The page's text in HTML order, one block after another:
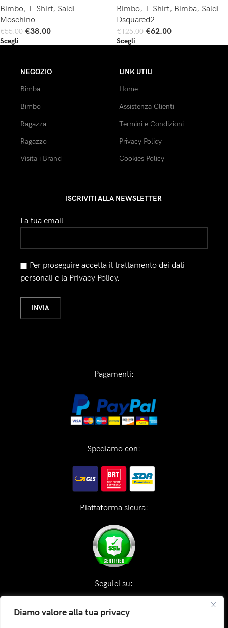
Diamo valore alla tua privacy
Bimbo, T-Shirt, Saldi
Moschino
€55.00 €38.00
Scegli
Bimbo, T-Shirt, Bimba, Saldi
Dsquared2
€125.00 €62.00
Scegli
NEGOZIO
Bimba
Bimbo
Ragazza
Ragazzo
Visita i Brand
LINK UTILI
Home
Assistenza Clienti
Termini e Condizioni
Privacy Policy
Cookies Policy
ISCRIVITI ALLA NEWSLETTER
La tua email
Per proseguire accetta il trattamento dei dati
personali e la Privacy Policy.
Pagamenti:
Spediamo con:
Piattaforma sicura:
Seguici su: